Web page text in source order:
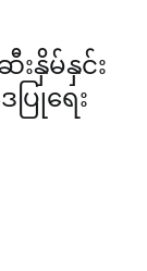
နှိမ်နှင်း
ြုရေး